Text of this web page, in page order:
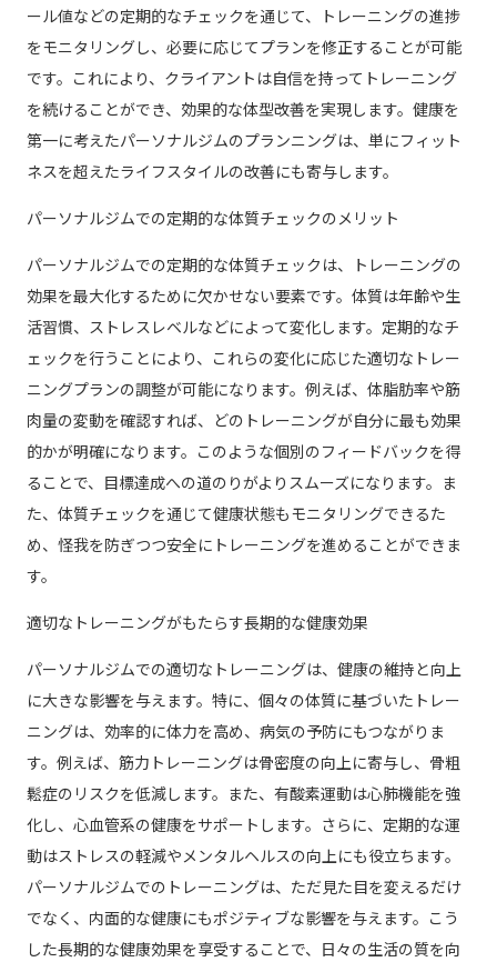
ール値などの定期的なチェックを通じて、トレーニングの進捗
をモニタリングし、必要に応じてプランを修正することが可能
です。これにより、クライアントは自信を持ってトレーニング
を続けることができ、効果的な体型改善を実現します。健康を
第一に考えたパーソナルジムのプランニングは、単にフィット
ネスを超えたライフスタイルの改善にも寄与します。
パーソナルジムでの定期的な体質チェックのメリット
パーソナルジムでの定期的な体質チェックは、トレーニングの
効果を最大化するために欠かせない要素です。体質は年齢や生
活習慣、ストレスレベルなどによって変化します。定期的なチ
ェックを行うことにより、これらの変化に応じた適切なトレー
ニングプランの調整が可能になります。例えば、体脂肪率や筋
肉量の変動を確認すれば、どのトレーニングが自分に最も効果
的かが明確になります。このような個別のフィードバックを得
ることで、目標達成への道のりがよりスムーズになります。ま
た、体質チェックを通じて健康状態もモニタリングできるた
め、怪我を防ぎつつ安全にトレーニングを進めることができま
す。
適切なトレーニングがもたらす長期的な健康効果
パーソナルジムでの適切なトレーニングは、健康の維持と向上
に大きな影響を与えます。特に、個々の体質に基づいたトレー
ニングは、効率的に体力を高め、病気の予防にもつながりま
す。例えば、筋力トレーニングは骨密度の向上に寄与し、骨粗
鬆症のリスクを低減します。また、有酸素運動は心肺機能を強
化し、心血管系の健康をサポートします。さらに、定期的な運
動はストレスの軽減やメンタルヘルスの向上にも役立ちます。
パーソナルジムでのトレーニングは、ただ見た目を変えるだけ
でなく、内面的な健康にもポジティブな影響を与えます。こう
した長期的な健康効果を享受することで、日々の生活の質を向